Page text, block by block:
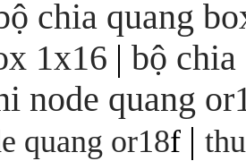
chia quang
1x16 | bộ chia
node quang
quang or18f |